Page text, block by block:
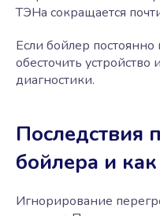
ТЭНа сокращается
Если бойлер постоянно
обесточить устройство
диагностики.
Последствия
бойлера и
Игнорирование